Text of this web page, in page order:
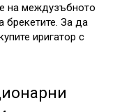
на междузъбното
брекетите. За да
иригатор с